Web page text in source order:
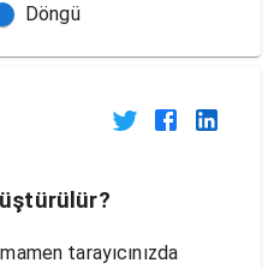
Döngü
tarayıcınızda